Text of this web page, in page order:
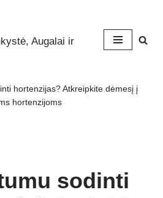
Augalai ir
hortenzijas? Atkreipkite dėmesį į
hortenzijoms
sodinti